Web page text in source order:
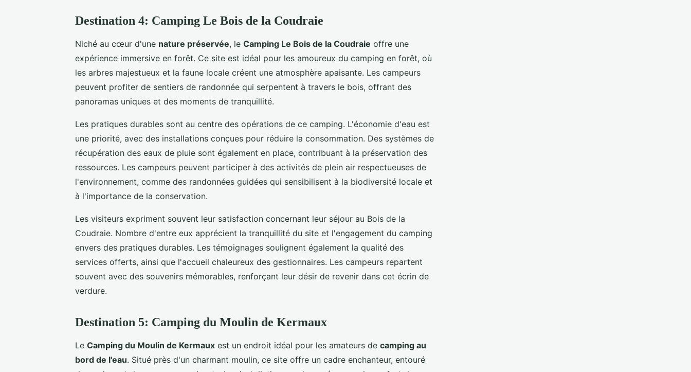
Destination 4: Camping Le Bois de la Coudraie
Niché au cœur d'une nature préservée, le Camping Le Bois de la Coudraie offre une
expérience immersive en forêt. Ce site est idéal pour les amoureux du camping en forêt, où
les arbres majestueux et la faune locale créent une atmosphère apaisante. Les campeurs
peuvent profiter de sentiers de randonnée qui serpentent à travers le bois, offrant des
panoramas uniques et des moments de tranquillité.
Les pratiques durables sont au centre des opérations de ce camping. L'économie d'eau est
une priorité, avec des installations conçues pour réduire la consommation. Des systèmes de
récupération des eaux de pluie sont également en place, contribuant à la préservation des
ressources. Les campeurs peuvent participer à des activités de plein air respectueuses de
l'environnement, comme des randonnées guidées qui sensibilisent à la biodiversité locale et
à l'importance de la conservation.
Les visiteurs expriment souvent leur satisfaction concernant leur séjour au Bois de la
Coudraie. Nombre d'entre eux apprécient la tranquillité du site et l'engagement du camping
envers des pratiques durables. Les témoignages soulignent également la qualité des
services offerts, ainsi que l'accueil chaleureux des gestionnaires. Les campeurs repartent
souvent avec des souvenirs mémorables, renforçant leur désir de revenir dans cet écrin de
verdure.
Destination 5: Camping du Moulin de Kermaux
Le Camping du Moulin de Kermaux est un endroit idéal pour les amateurs de camping au
bord de l'eau. Situé près d'un charmant moulin, ce site offre un cadre enchanteur, entouré